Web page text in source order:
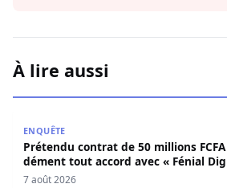
À lire aussi
ENQUÊTE
Prétendu contrat de 50 millions FCFA
dément tout accord avec « Fénial
menace de poursuites
7 août 2026